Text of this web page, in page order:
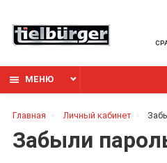
МЕНЮ
Главная Личный кабинет
Забыли